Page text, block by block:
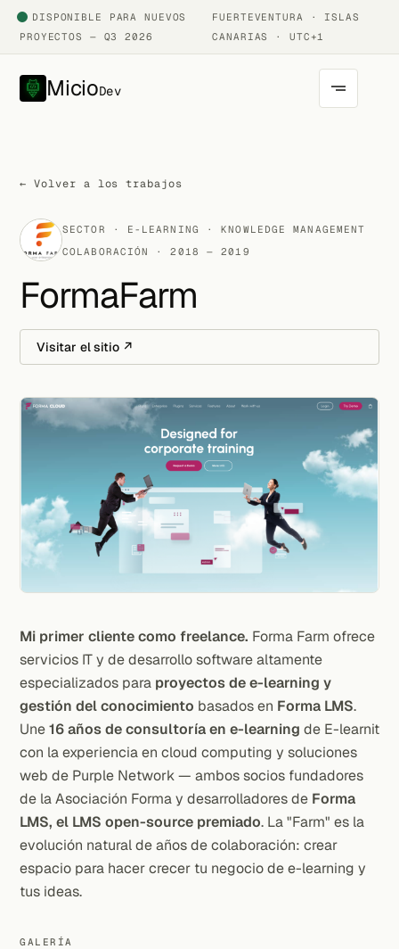
DISPONIBLE PARA NUEVOS
PROYECTOS — Q3 2026
FUERTEVENTURA · ISLAS
CANARIAS · UTC+1
MicioDev
← Volver a los trabajos
SECTOR · E-LEARNING · KNOWLEDGE MANAGEMENT
COLABORACIÓN · 2018 — 2019
FormaFarm
Visitar el sitio ↗
Mi primer cliente como freelance. Forma Farm ofrece
servicios IT y de desarrollo software altamente
especializados para proyectos de e-learning y
gestión del conocimiento basados en Forma LMS.
Une16 años de consultoría en e-learning de E-learnit
con la experiencia en cloud computing y soluciones
web de Purple Network — ambos socios fundadores
de la Asociación Forma y desarrolladores de Forma
LMS, el LMS open-source premiado. La "Farm" es la
evolución natural de años de colaboración: crear
espacio para hacer crecer tu negocio de e-learning y
tus ideas.
GALERÍA